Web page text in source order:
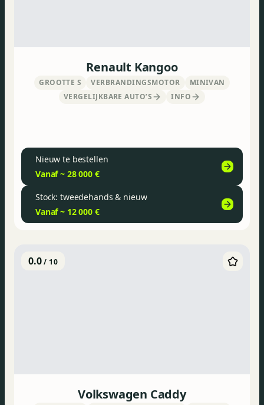
Renault Kangoo
GROOTTE S VERBRANDINGSMOTOR
MINIVAN
VERGELIJKBARE AUTO’S
INFO
Nieuw te bestellen
Vanaf ~ 28 000 €
Stock: tweedehands & nieuw
Vanaf ~ 12 000 €
0.0/ 10
Volkswagen Caddy